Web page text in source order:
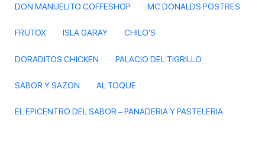
DON MANUELITO COFFESHOP MC DONALDS POSTRES
FRUTOX ISLA GARAY CHILO'S
DORADITOS CHICKEN PALACIO DEL TIGRILLO
SABOR Y SAZON AL TOQUE
EL EPICENTRO DEL SABOR – PANADERIA Y PASTELERIA